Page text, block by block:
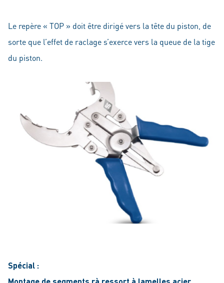
Le repère « TOP » doit être dirigé vers la tête du piston, de
sorte que l’effet de raclage s’exerce vers la queue de la tige
du piston.
Spécial :